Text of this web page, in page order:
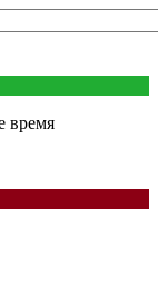
время